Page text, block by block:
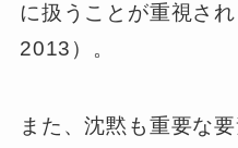
に扱うことが重視さ
2013）。
また、沈黙も重要な